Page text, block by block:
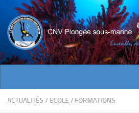
ACTUALITES
ACTUALITÉS / ECOLE / FORMATIONS